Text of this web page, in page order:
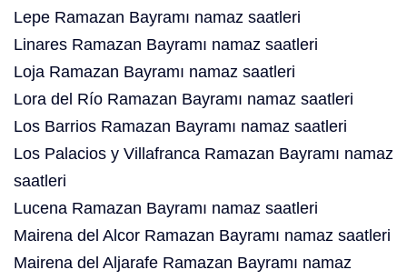
Lepe Ramazan Bayramı namaz saatleri
Linares Ramazan Bayramı namaz saatleri
Loja Ramazan Bayramı namaz saatleri
Lora del Río Ramazan Bayramı namaz saatleri
Los Barrios Ramazan Bayramı namaz saatleri
Los Palacios y Villafranca Ramazan Bayramı namaz
saatleri
Lucena Ramazan Bayramı namaz saatleri
Mairena del Alcor Ramazan Bayramı namaz saatleri
Mairena del Aljarafe Ramazan Bayramı namaz